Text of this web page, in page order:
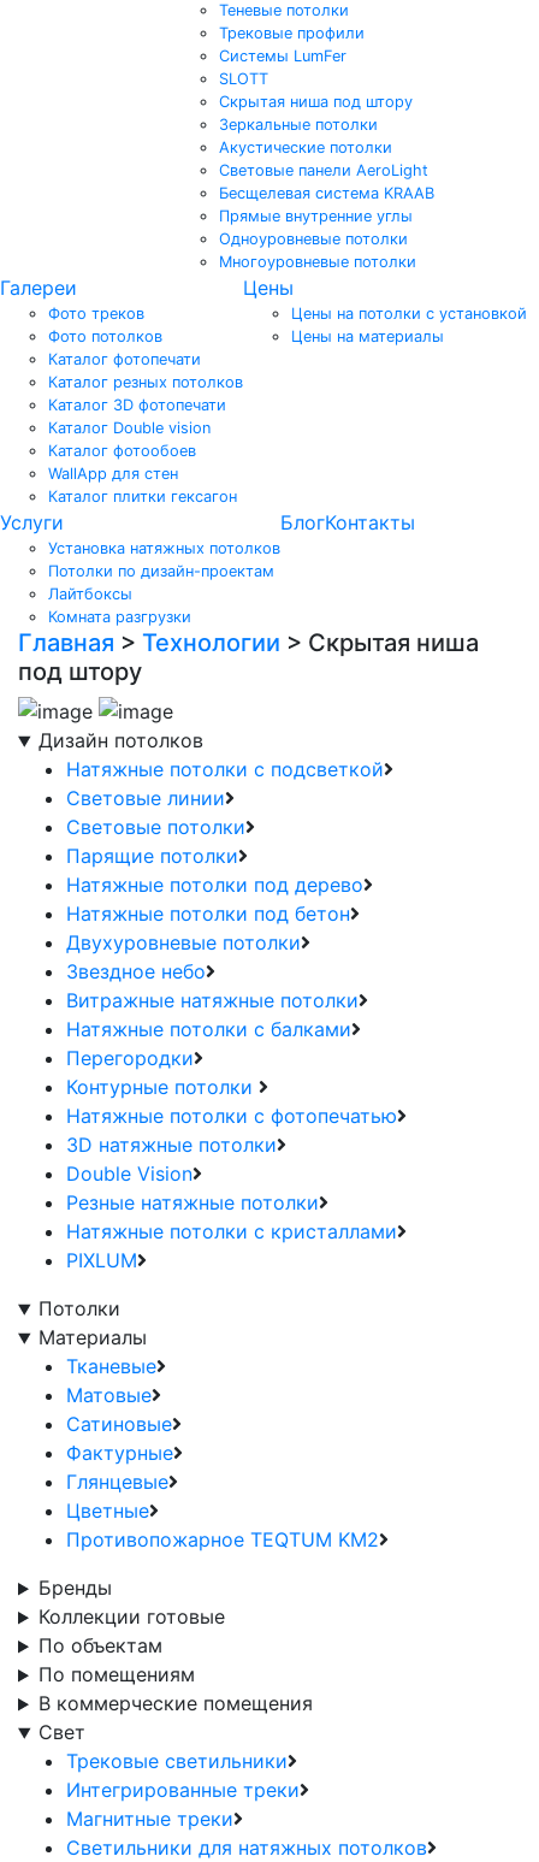
Теневые потолки
Трековые профили
Системы LumFer
SLOTT
Скрытая ниша под штору
Зеркальные потолки
Акустические потолки
Световые панели AeroLight
Бесщелевая система KRAAB
Прямые внутренние углы
Одноуровневые потолки
Многоуровневые потолки
Галереи
Фото треков
Фото потолков
Каталог фотопечати
Каталог резных потолков
Каталог 3D фотопечати
Каталог Double vision
Каталог фотообоев
WallApp для стен
Каталог плитки гексагон
Цены
Цены на потолки с установкой
Цены на материалы
Услуги
Установка натяжных потолков
Потолки по дизайн-проектам
Лайтбоксы
Комната разгрузки
БлогКонтакты
Главная > Технологии > Скрытая ниша
под штору
Дизайн потолков
Натяжные потолки с подсветкой
Световые линии
Световые потолки
Парящие потолки
Натяжные потолки под дерево
Натяжные потолки под бетон
Двухуровневые потолки
Звездное небо
Витражные натяжные потолки
Натяжные потолки с балками
Перегородки
Контурные потолки
Натяжные потолки с фотопечатью
3D натяжные потолки
Double Vision
Резные натяжные потолки
Натяжные потолки с кристаллами
PIXLUM
Потолки
Материалы
Тканевые
Матовые
Сатиновые
Фактурные
Глянцевые
Цветные
Противопожарное TEQTUM KM2
Бренды
Коллекции готовые
По объектам
По помещениям
В коммерческие помещения
Свет
Трековые светильники
Интегрированные треки
Магнитные треки
Светильники для натяжных потолков